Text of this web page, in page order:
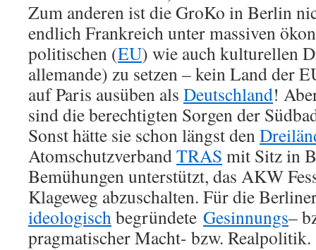
Zum anderen ist die GroKo in Berlin
endlich Frankreich unter massiven
politischen (EU) wie auch kulturellen
allemande) zu setzen – kein Land der
auf Paris ausüben als Deutschland!
sind die berechtigten Sorgen der
Sonst hätte sie schon längst den
AtomschutzverbandTRAS mit Sitz in
Bemühungen unterstützt, das AKW
Klageweg abzuschalten. Für die
ideologischbegründete Gesinnungs–
pragmatischer Macht- bzw. Realpolitik.